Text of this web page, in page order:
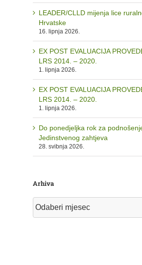
LEADER/CLLD mijenja lice
Hrvatske
16. lipnja 2026.
EX POST EVALUACIJA
LRS 2014. – 2020.
1. lipnja 2026.
EX POST EVALUACIJA
LRS 2014. – 2020.
1. lipnja 2026.
Do ponedjeljka rok za
Jedinstvenog zahtjeva
28. svibnja 2026.
Arhiva